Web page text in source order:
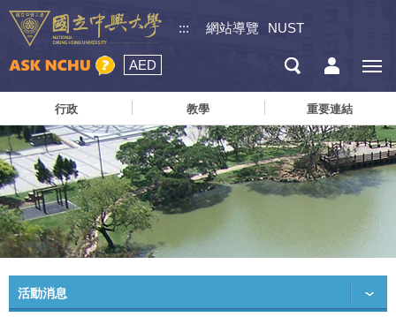
::: 網站導覽 NUST
AED
行政 教學 重要連結
活動消息